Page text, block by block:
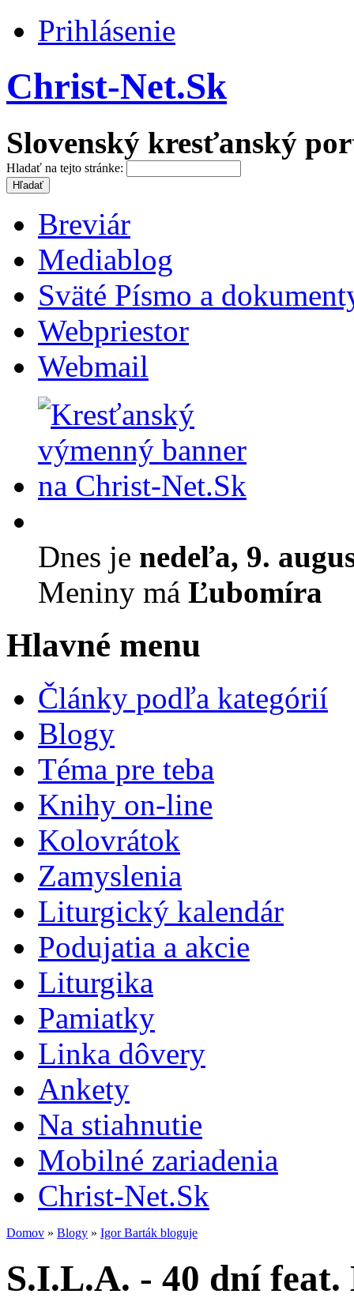
Prihlásenie
Christ-Net.Sk
Slovenský kresťanský
Hladať na tejto stránke:
Breviár
Mediablog
Sväté Písmo a
Webpriestor
Webmail
Dnes je nedeľa, 9.
Meniny má Ľubomíra
Hlavné menu
Články podľa kategórií
Blogy
Téma pre teba
Knihy on-line
Kolovrátok
Zamyslenia
Liturgický kalendár
Podujatia a akcie
Liturgika
Pamiatky
Linka dôvery
Ankety
Na stiahnutie
Mobilné zariadenia
Christ-Net.Sk
Domov » Blogy » Igor Barták bloguje
S.I.L.A. - 40 dní feat.